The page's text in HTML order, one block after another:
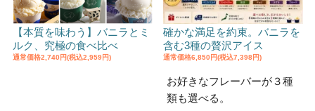
【本質を味わう】バニラとミ
ルク、究極の食べ比べ
通常価格2,740円(税込2,959円)
確かな満足を約束。バニラを
含む3種の贅沢アイス
通常価格6,850円(税込7,398円)
お好きなフレーバーが３種
類も選べる。